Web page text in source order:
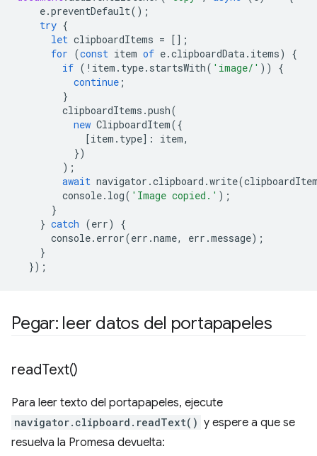
e.preventDefault();
try {
let clipboardItems = [];
for (const item of e.clipboardData. items)
{
if ( ! item . type. startsWith( 'image/' ))
{
continue ;
}
clipboardItems .push(
new ClipboardItem({
[item . type] : item,
})
);
await navigator .clipboard .write(
console. log( 'Image copied.' );
}
} catch (err)
{
console. error(err .name, err .message);
}
});
Pegar: leer datos del portapapeles
readText()
Para leer texto del portapapeles, ejecute
navigator.clipboard.readText() y espere a que se
resuelva la Promesa devuelta: